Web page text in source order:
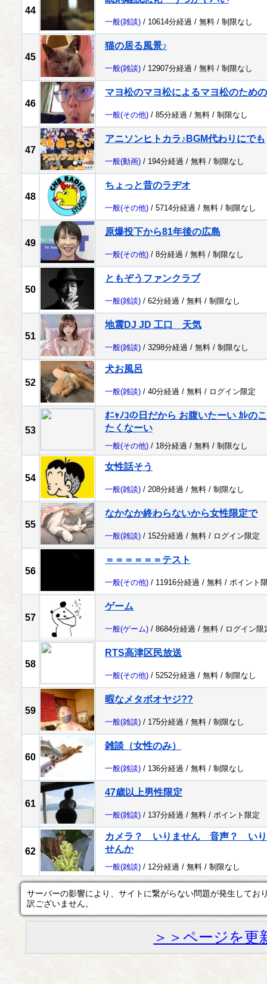
44
一般(雑談) / 10614分経過 / 無料 / 制限なし
45
猫の居る風景♪
一般(雑談) / 12907分経過 / 無料 / 制限なし
46
マヨ松のマヨ松によるマヨ松のため
一般(その他) / 85分経過 / 無料 / 制限なし
47
アニソンヒトカラ♪BGM代わりにでも
一般(動画) / 194分経過 / 無料 / 制限なし
48
ちょっと昔のラヂオ
一般(その他) / 5714分経過 / 無料 / 制限なし
49
原爆投下から81年後の広島
一般(その他) / 8分経過 / 無料 / 制限なし
50
ともぞうファンクラブ
一般(雑談) / 62分経過 / 無料 / 制限なし
51
地震DJ JD 工口 天気
一般(雑談) / 3298分経過 / 無料 / 制限なし
52
犬お風呂
一般(雑談) / 40分経過 / 無料 / ログイン限定
53
ｵﾆｬﾉｺの日だから お腹いたーい ｶﾚの
たくなーい
一般(その他) / 18分経過 / 無料 / 制限なし
54
女性話そう
一般(雑談) / 208分経過 / 無料 / 制限なし
55
なかなか終わらないから女性限定で
一般(雑談) / 152分経過 / 無料 / ログイン限定
56
＝＝＝＝＝＝テスト
一般(その他) / 11916分経過 / 無料 / ポイント
57
ゲーム
一般(ゲーム) / 8684分経過 / 無料 / ログイン限
58
RTS高津区民放送
一般(その他) / 5252分経過 / 無料 / 制限なし
59
暇なメタボオヤジ??
一般(雑談) / 175分経過 / 無料 / 制限なし
60
雑談（女性のみ）
一般(雑談) / 136分経過 / 無料 / 制限なし
61
47歳以上男性限定
一般(雑談) / 137分経過 / 無料 / ポイント限定
62
カメラ？ いりません 音声？ いり
せんか
一般(雑談) / 12分経過 / 無料 / 制限なし
サーバーの影響により、サイトに繋がらない問題が発生してお
訳ございません。
＞＞ページを更